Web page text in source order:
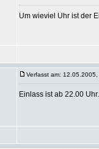
Um wieviel Uhr ist der
Verfasst am:
Einlass ist ab 22.00